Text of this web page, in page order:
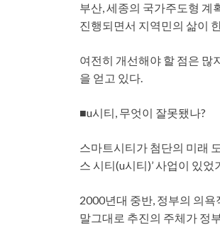
부산, 세종의 국가주도형 계
진행되면서 지역민의 삶이
여전히 개선해야 할 점은 많
을 얻고 있다.
■u시티, 무엇이 잘못됐나?
스마트시티가 첨단의 미래
스 시티(u시티)’ 사업이 있었
2000년대 중반, 정부의 의
말그대로 추진의 주체가 정